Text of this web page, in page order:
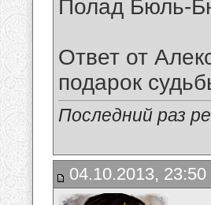
Полад Бюль-
Ответ от
подарок
Последний раз
04.10.2013, 23:50